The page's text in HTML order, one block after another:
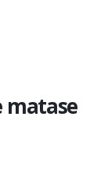
matase